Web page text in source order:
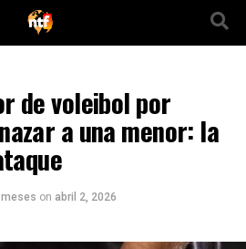
de voleibol por
a una menor: la
meses on abril 2, 2026